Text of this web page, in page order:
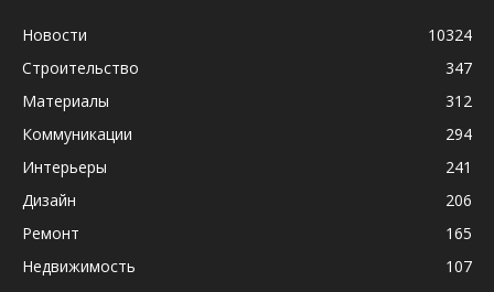
Новости
10324
Строительство
347
Материалы
312
Коммуникации
294
Интерьеры
241
Дизайн
206
Ремонт
165
Недвижимость
107